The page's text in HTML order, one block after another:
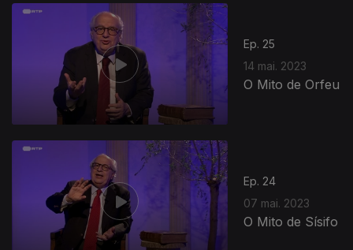
Ep. 25
14 mai. 2023
O Mito de Orfeu
Ep. 24
07 mai. 2023
O Mito de Sísifo